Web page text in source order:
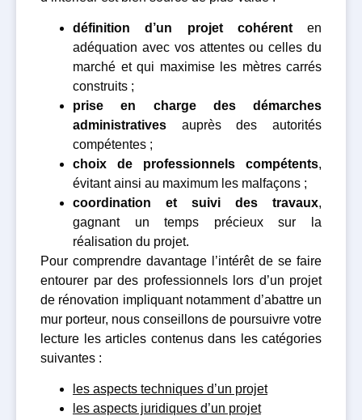
définition d’un projet cohérenten
adéquation avec vos attentes ou celles du
marché et qui maximise les mètres carrés
construits ;
prise en charge des démarches
administratives auprès des autorités
compétentes ;
choix de professionnels compétents,
évitant ainsi au maximum les malfaçons ;
coordination et suivi des travaux,
gagnant un temps précieux sur la
réalisation du projet.
Pour comprendre davantage l’intérêt de se faire
entourer par des professionnels lors d’un projet
de rénovation impliquant notamment d’abattre un
mur porteur, nous conseillons de poursuivre votre
lecture les articles contenus dans les catégories
suivantes :
les aspects techniques d’un projet
les aspects juridiques d’un projet